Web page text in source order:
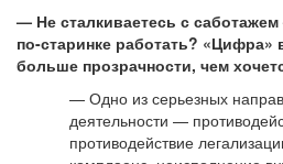
— Не сталкиваетесь с
по-старинке работать? «Цифра»
больше прозрачности, чем
— Одно из серьезных
деятельности —
противодействие